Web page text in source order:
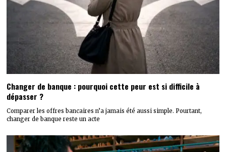
Changer de banque : pourquoi cette peur est si difficile à
dépasser ?
Comparer les offres bancaires n’a jamais été aussi simple. Pourtant,
changer de banque reste un acte